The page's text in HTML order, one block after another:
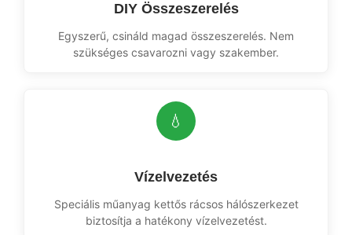
DIY Összeszerelés
Egyszerű, csináld magad összeszerelés. Nem
szükséges csavarozni vagy szakember.
💧
Vízelvezetés
Speciális műanyag kettős rácsos hálószerkezet
biztosítja a hatékony vízelvezetést.